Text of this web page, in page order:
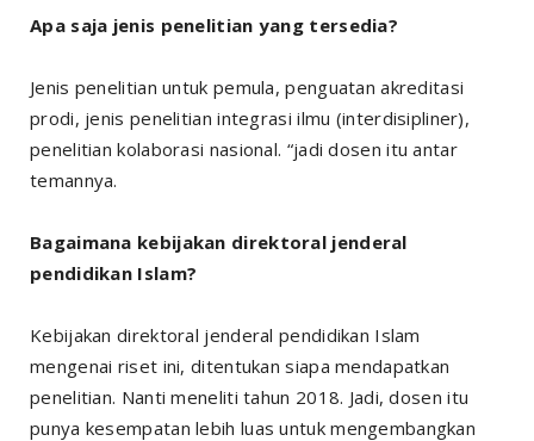
Apa saja jenis penelitian yang tersedia?
Jenis penelitian untuk pemula, penguatan akreditasi
prodi, jenis penelitian integrasi ilmu (interdisipliner),
penelitian kolaborasi nasional. “jadi dosen itu antar
temannya.
Bagaimana kebijakan direktoral jenderal
pendidikan Islam?
Kebijakan direktoral jenderal pendidikan Islam
mengenai riset ini, ditentukan siapa mendapatkan
penelitian. Nanti meneliti tahun 2018. Jadi, dosen itu
punya kesempatan lebih luas untuk mengembangkan